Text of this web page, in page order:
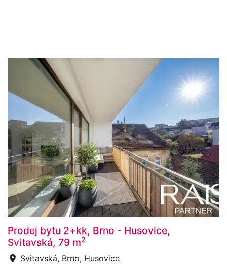
Prodej bytu 2+kk, Brno - Husovice,
Svitavská, 79 m2
Svitavská, Brno, Husovice